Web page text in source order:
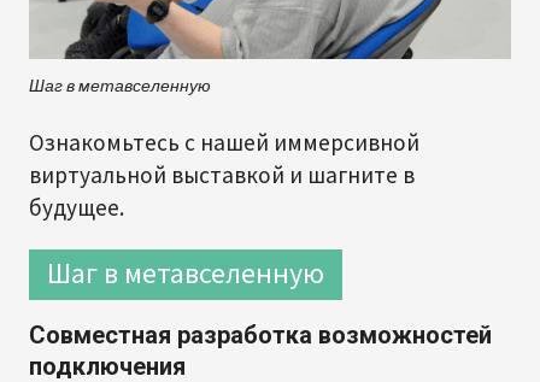
Шаг в метавселенную
Ознакомьтесь с нашей иммерсивной
виртуальной выставкой и шагните в
будущее.
Шаг в метавселенную
Совместная разработка возможностей
подключения